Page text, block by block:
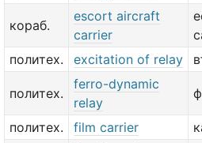
кораб.
escort aircraft
carrier
политех.
excitation of relay
политех.
ferro-dynamic
relay
политех. film carrier